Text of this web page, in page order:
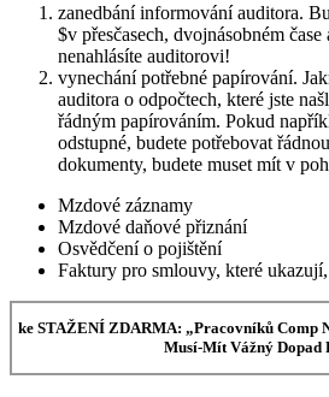
zanedbání informování auditora.
$v přesčasech, dvojnásobném
nenahlásíte auditorovi!
vynechání potřebné papírování.
auditora o odpočtech, které jste
řádným papírováním. Pokud
odstupné, budete potřebovat
dokumenty, budete muset mít v
Mzdové záznamy
Mzdové daňové přiznání
Osvědčení o pojištění
Faktury pro smlouvy, které
ke STAŽENÍ ZDARMA: „Pracovníků Comp
Musí-Mít Vážný Dopad